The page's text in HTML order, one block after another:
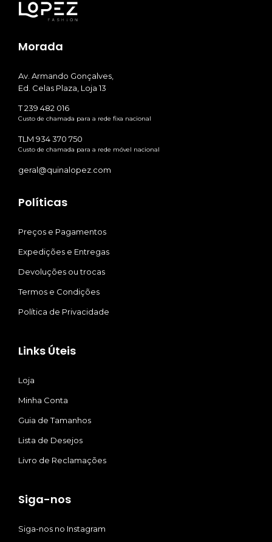
Morada
Av. Armando Gonçalves,
Ed. Celas Plaza, Loja 13
T 239 482 016
Custo de chamada para a rede fixa nacional
TLM 934 370 750
Custo de chamada para a rede móvel nacional
geral@quinalopez.com
Políticas
Preços e Pagamentos
Expedições e Entregas
Devoluções ou trocas
Termos e Condições
Política de Privacidade
Links Úteis
Loja
Minha Conta
Guia de Tamanhos
Lista de Desejos
Livro de Reclamações
Siga-nos
Siga-nos no Instagram